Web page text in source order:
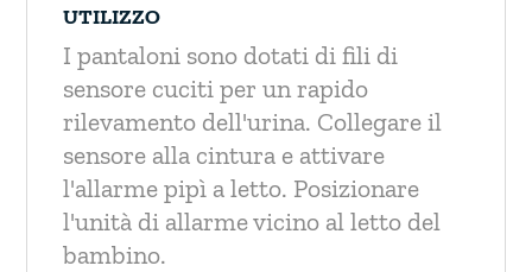
UTILIZZO
I pantaloni sono dotati di fili di
sensore cuciti per un rapido
rilevamento dell'urina. Collegare il
sensore alla cintura e attivare
l'allarme pipì a letto. Posizionare
l'unità di allarme vicino al letto del
bambino.